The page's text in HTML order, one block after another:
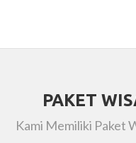
PAKET
Kami Memiliki Paket